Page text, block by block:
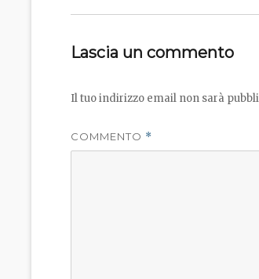
Lascia un commento
Il tuo indirizzo email non sarà
COMMENTO *